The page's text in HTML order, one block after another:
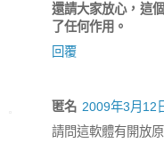
還請大家放心，這
了任何作用。
回覆
匿名 2009年3月12
請問這軟體有開放